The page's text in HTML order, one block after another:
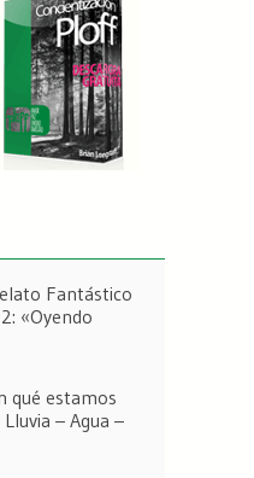
Fantástico
«Oyendo
qué estamos
– Agua –